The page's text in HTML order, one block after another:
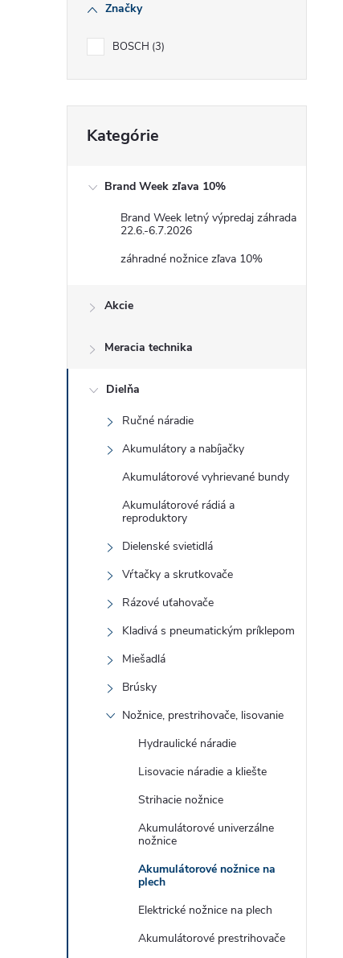
Značky
BOSCH 3
kategórie
Kategórie
Brand Week zľava 10%
Brand Week letný výpredaj záhrada
22.6.-6.7.2026
záhradné nožnice zľava 10%
Akcie
Meracia technika
Dielňa
Ručné náradie
Akumulátory a nabíjačky
Akumulátorové vyhrievané bundy
Akumulátorové rádiá a
reproduktory
Dielenské svietidlá
Vŕtačky a skrutkovače
Rázové uťahovače
Kladivá s pneumatickým príklepom
Miešadlá
Brúsky
Nožnice, prestrihovače, lisovanie
Hydraulické náradie
Lisovacie náradie a kliešte
Strihacie nožnice
Akumulátorové univerzálne
nožnice
Akumulátorové nožnice na
plech
Elektrické nožnice na plech
Akumulátorové prestrihovače